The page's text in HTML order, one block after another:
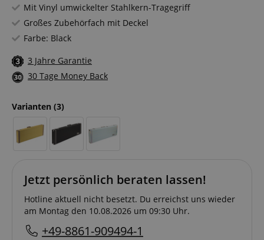
Mit Vinyl umwickelter Stahlkern-Tragegriff
Großes Zubehörfach mit Deckel
Farbe: Black
3 Jahre Garantie
30 Tage Money Back
Varianten (3)
Jetzt persönlich beraten lassen!
Hotline aktuell nicht besetzt. Du erreichst uns wieder
am Montag den 10.08.2026 um 09:30 Uhr.
+49-8861-909494-1